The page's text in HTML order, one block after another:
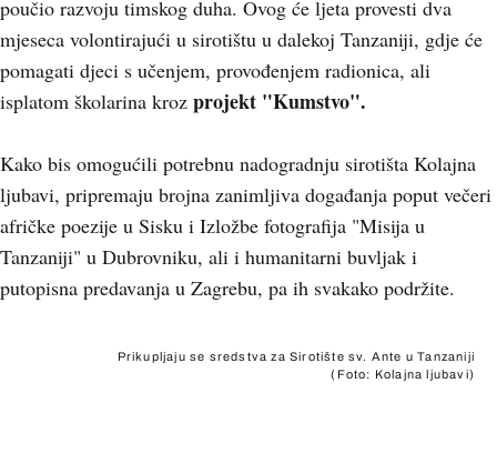
poučio razvoju timskog duha. Ovog će ljeta provesti dva
mjeseca volontirajući u sirotištu u dalekoj Tanzaniji, gdje će
pomagati djeci s učenjem, provođenjem radionica, ali
isplatom školarina kroz projekt "Kumstvo".
Kako bis omogućili potrebnu nadogradnju sirotišta Kolajna
ljubavi, pripremaju brojna zanimljiva događanja poput večeri
afričke poezije u Sisku i Izložbe fotografija "Misija u
Tanzaniji" u Dubrovniku, ali i humanitarni buvljak i
putopisna predavanja u Zagrebu, pa ih svakako podržite.
Prikupljaju se sredstva za Sirotište sv. Ante u Tanzaniji
(Foto: Kolajna ljubavi)